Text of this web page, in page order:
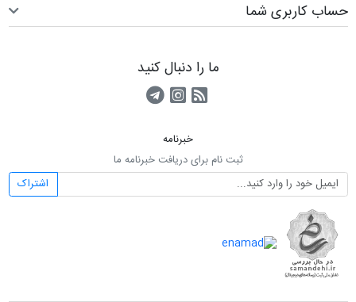
حساب کاربری شما
ما را دنبال کنید
RSSکانال آپارات
کانال تلگرام
خبرنامه
ثبت نام برای دریافت خبرنامه ما
اشتراک